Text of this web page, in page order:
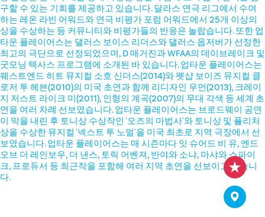
구할 수 있는 기회를 제공하고 있습니다. 달라스 연극 리그에서 수여
하는 레온 라빈 어워드와 연극 비평가 포럼 어워드에서 25개 이상의
상을 수상하는 등 커뮤니티와 비평가들의 반응은 놀랍습니다. 또한 업
타운 플레이어스는 댈러스 보이스 리더스와 댈러스 옵저버가 선정한
최고의 극단으로 선정되었으며, D 매거진과 WFAA의 데이브레이크 및
굿모닝 텍사스 프로그램에 소개된 바 있습니다. 업타운 플레이어스는
웨스트엔드 히트 뮤지컬 소호 신더스(2014)와 펫샵 보이즈 뮤지컬 클
로저 투 헤븐(2010)의 미국 초연과 함께 리디자인 우먼(2013), 크레이
지 저스트 라이크 미(2011), 인형의 계곡(2007)의 무대 각색 등 세계 초
연을 여러 차례 선보였습니다. 업타운 플레이어스는 브로드웨이 공연
이 막을 내린 후 토니상 수상작인 '오즈의 마법사'와 토니상 및 퓰리처
상을 수상한 뮤지컬 '넥스트 투 노멀'을 미국 최초로 지역 극장에서 선
보였습니다. 업타운 플레이어스는 매 시즌마다 잇 슈어드 비 유, 엔드
오브 더 레인보우, 더 낸스, 토릭 어벤져, 반야와 소냐, 마샤와 스파이
크, 프로듀서 등 최근작을 포함해 여러 지역 초연을 선보이고 있습니
다.